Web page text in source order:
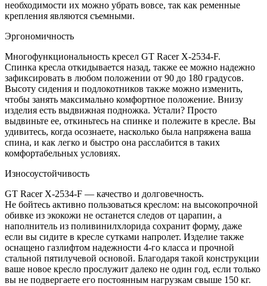
необходимости их можно убрать вовсе, так как ременные
крепления являются съемными.
Эргономичность
Многофункциональность кресел GT Racer X-2534-F.
Спинка кресла откидывается назад, также ее можно надежно
зафиксировать в любом положении от 90 до 180 градусов.
Высоту сидения и подлокотников также можно изменить,
чтобы занять максимально комфортное положение. Внизу
изделия есть выдвижная подножка. Устали? Просто
выдвиньте ее, откиньтесь на спинке и полежите в кресле. Вы
удивитесь, когда осознаете, насколько была напряжена ваша
спина, и как легко и быстро она расслабится в таких
комфортабельных условиях.
Износоустойчивость
GT Racer X-2534-F — качество и долговечность.
Не бойтесь активно пользоваться креслом: на высокопрочной
обивке из экокожи не останется следов от царапин, а
наполнитель из поливинилхлорида сохранит форму, даже
если вы сидите в кресле сутками напролет. Изделие также
оснащено газлифтом надежности 4-го класса и прочной
стальной пятилучевой основой. Благодаря такой конструкции
ваше новое кресло прослужит далеко не один год, если только
вы не подвергаете его постоянным нагрузкам свыше 150 кг.